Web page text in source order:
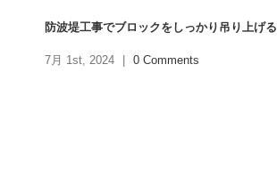
防波堤工事でブロックをしっかり吊り上げる
7月 1st, 2024 0 Comments